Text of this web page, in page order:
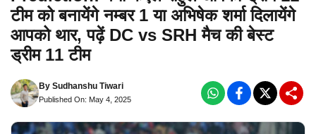
टीम को बनायेंगे नम्बर 1 या अभिषेक शर्मा दिलायेंगे
आपको थार, पढ़ें DC vs SRH मैच की बेस्ट
ड्रीम 11 टीम
By Sudhanshu Tiwari
Published On: May 4, 2025